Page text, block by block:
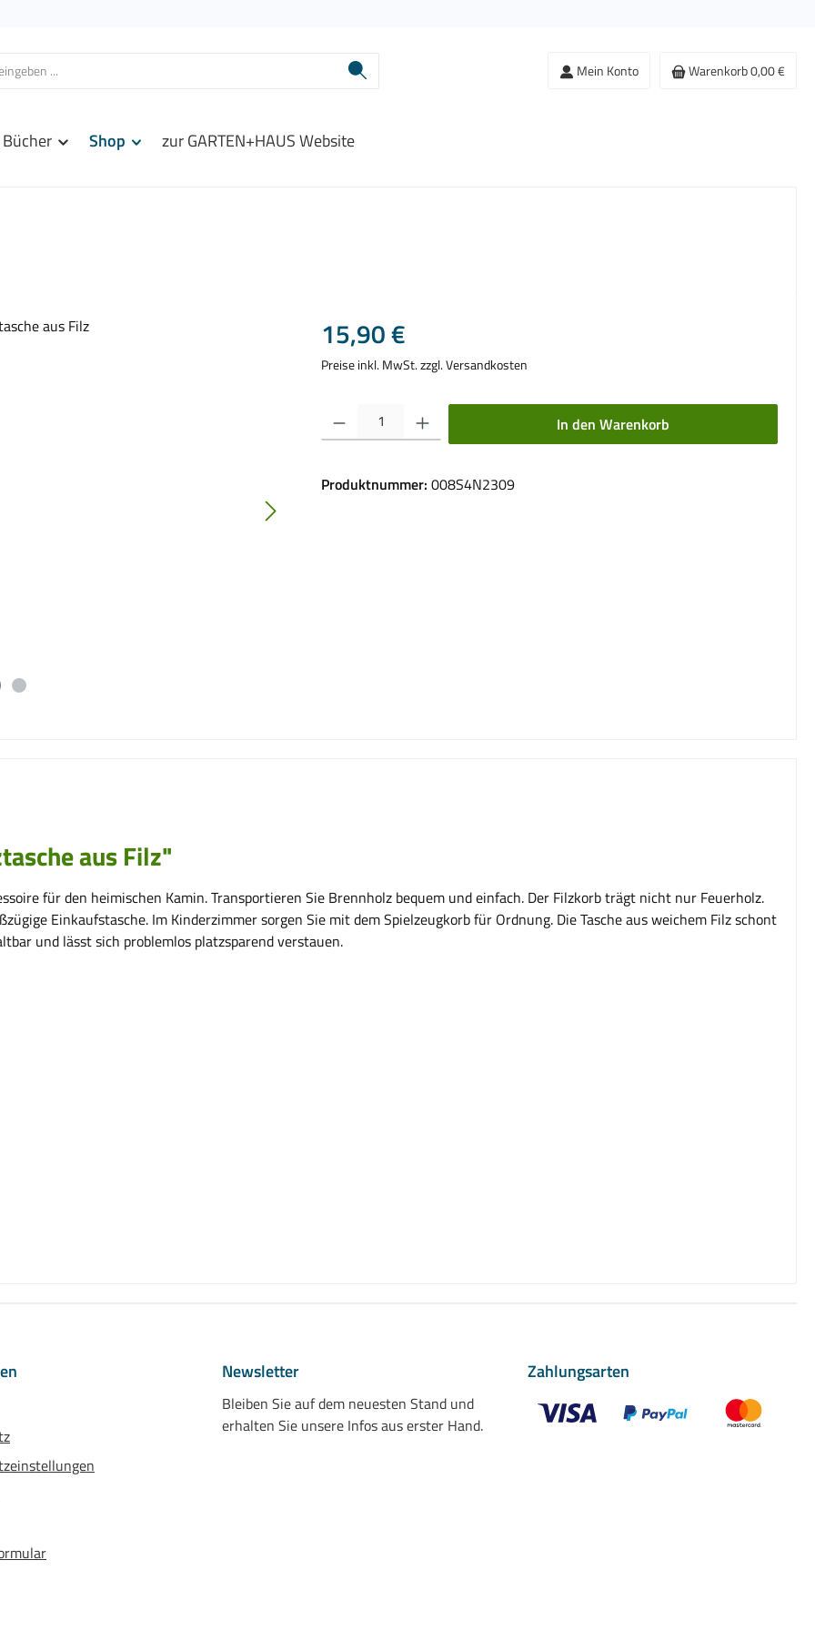
Mein Konto Warenkorb0,00 €
Bücher Shop zur GARTEN+HAUS Website
Regulärer Preis:
15,90 €
Preise inkl. MwSt. zzgl. Versandkosten
Produkt Anzahl: Gib den gewünschten Wert ein oder benutze die Schaltflächen um die
In den Warenkorb
Produktnummer: 008S4N2309
aus Filz"
für den heimischen Kamin. Transportieren Sie Brennholz bequem und einfach. Der Filzkorb trägt nicht nur Feuerholz.
Einkaufstasche. Im Kinderzimmer sorgen Sie mit dem Spielzeugkorb für Ordnung. Die Tasche aus weichem Filz schont
und lässt sich problemlos platzsparend verstauen.
Newsletter
Bleiben Sie auf dem neuesten Stand und
erhalten Sie unsere Infos aus erster Hand.
Zahlungsarten